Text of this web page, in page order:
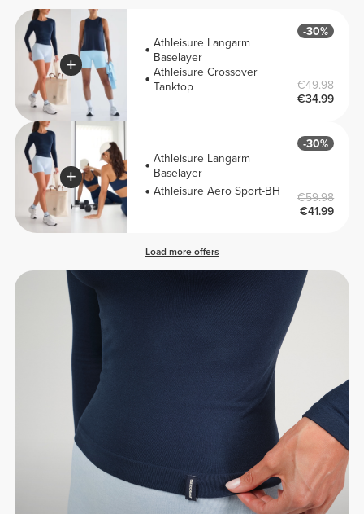
Athleisure Langarm
Baselayer
Athleisure Crossover
Tanktop
-30%
€49.98
€34.99
Athleisure Langarm
Baselayer
Athleisure Aero Sport-BH
-30%
€59.98
€41.99
Load more offers